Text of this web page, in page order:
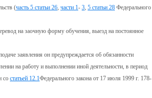
(часть 5 статьи 26, части 1- 3, 5 статьи 28 Федерального
на заочную форму обучения, выезд на постоянное
заявления он предупреждается об обязанности
на работу и выполнении иной деятельности, в период
со статьей 12.1Федерального закона от 17 июля 1999 г. 178-